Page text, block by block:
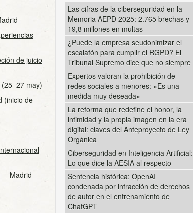
de juicio
may)
(inicio de
— Madrid
Las cifras de la ciberseguridad en la
Memoria AEPD 2025: 2.765 brechas y
19,8 millones en multas
¿Puede la empresa seudonimizar el
escalafón para cumplir el RGPD? El
Tribunal Supremo dice que no siempre
Expertos valoran la prohibición de
redes sociales a menores: «Es una
medida muy deseada»
La reforma que redefine el honor, la
intimidad y la propia imagen en la era
digital: claves del Anteproyecto de Ley
Orgánica
Ciberseguridad en Inteligencia Artificial:
Lo que dice la AESIA al respecto
Sentencia histórica: OpenAI
condenada por infracción de derechos
de autor en el entrenamiento de
ChatGPT